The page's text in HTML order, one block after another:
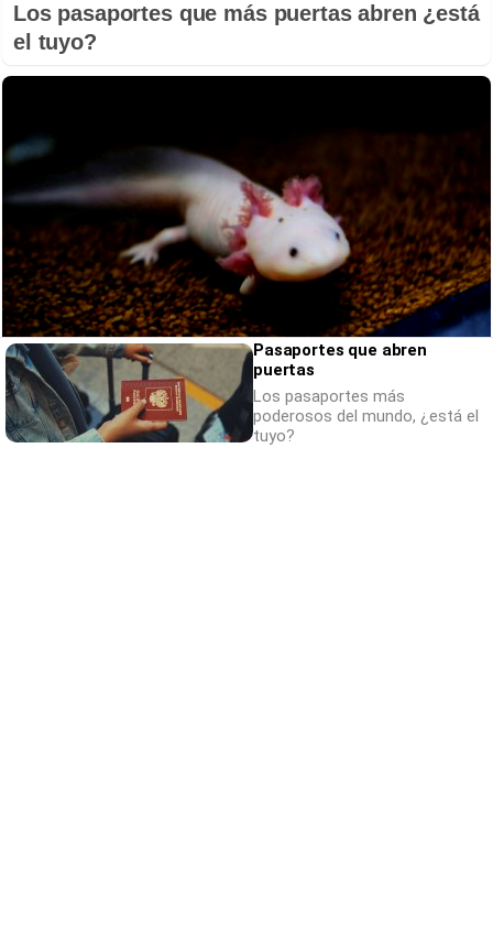
Los pasaportes que más puertas abren ¿está
el tuyo?
¿Sabías que existen?
Estas criaturas existen y parecen sacadas
de otro planeta
Pasaportes que abren
puertas
Los pasaportes más
poderosos del mundo, ¿está el
tuyo?